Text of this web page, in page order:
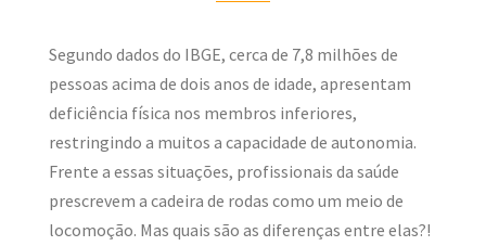
Segundo dados do IBGE, cerca de 7,8 milhões de
pessoas acima de dois anos de idade, apresentam
deficiência física nos membros inferiores,
restringindo a muitos a capacidade de autonomia.
Frente a essas situações, profissionais da saúde
prescrevem a cadeira de rodas como um meio de
locomoção. Mas quais são as diferenças entre elas?!